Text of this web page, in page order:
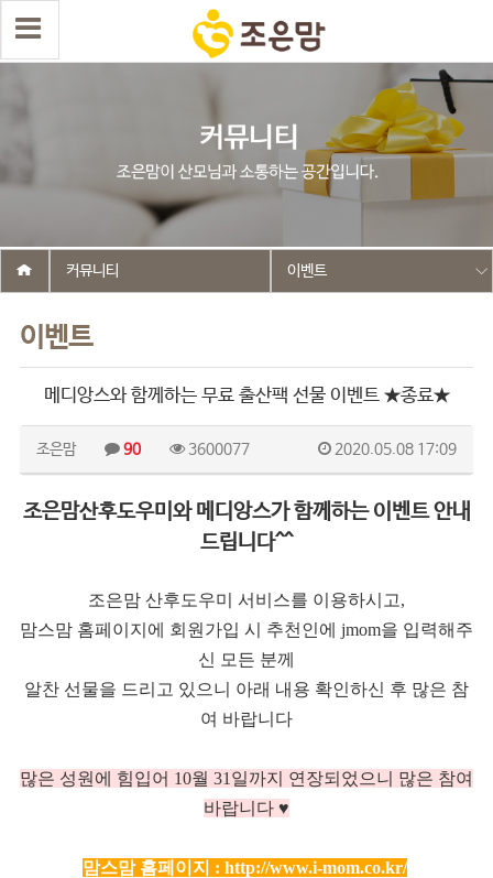
이벤트
커뮤니티 이벤트
메디앙스와 함께하는 무료 출산팩 선물 이벤트 ★종료★
조은맘 90 3600077 2020.05.08 17:09
조은맘산후도우미와 메디앙스가 함께하는 이벤트 안내
드립니다^^
조은맘 산후도우미 서비스를 이용하시고,
맘스맘 홈페이지에 회원가입 시 추천인에 jmom을 입력해주
신 모든 분께
알찬 선물을 드리고 있으니 아래 내용 확인하신 후 많은 참
여 바랍니다
많은 성원에 힘입어 10월 31일까지 연장되었으니 많은 참여
바랍니다 ♥
맘스맘 홈페이지 : http://www.i-mom.co.kr/